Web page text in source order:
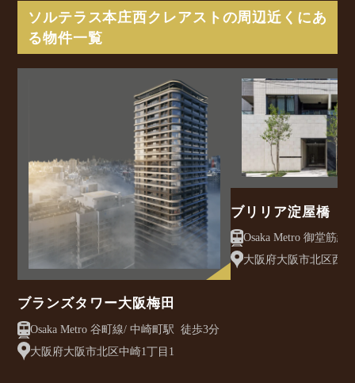
ソルテラス本庄西クレアストの周辺近くにあ
る物件一覧
ブランズタワー大阪梅田
Osaka Metro 谷町線/ 中崎町駅 徒歩3分
大阪府大阪市北区中崎1丁目1
ブリリア淀屋橋
大阪府大阪市北区西